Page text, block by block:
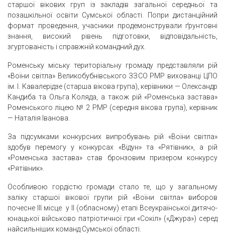
старшої вікових груп із закладів загальної середньої та
позашкільної освіти Сумської області. Попри дистанційний
формат проведення, учасники продемонстрували ґрунтовні
знання, високий рівень підготовки, відповідальність,
згуртованість і справжній командний дух.
Роменську міську територіальну громаду представляли рій
«Воїни світла» Великобубнівського ЗЗСО РМР вихованці ЦПО
ім. І. Кавалерідзе (старша вікова група), керівники — Олександр
Кандиба та Ольга Коляда, а також рій «Роменська застава»
Роменського ліцею № 2 РМР (середня вікова група), керівник
— Наталія Іванова.
За підсумками конкурсних випробувань рій «Воїни світла»
здобув перемогу у конкурсах «Відун» та «Рятівник», а рій
«Роменська застава» став бронзовим призером конкурсу
«Рятівник».
Особливою гордістю громади стало те, що у загальному
заліку старшої вікової групи рій «Воїни світла» виборов
почесне ІІІ місце у ІІ (обласному) етапі Всеукраїнської дитячо-
юнацької військово патріотичної гри «Сокіл» («Джура») серед
найсильніших команд Сумської області.